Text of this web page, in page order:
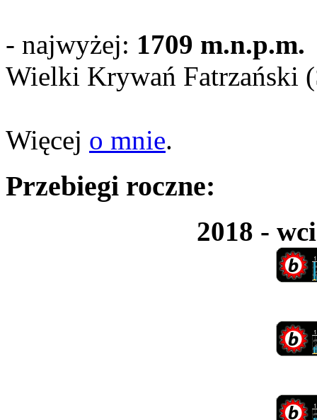
- najwyżej: 1709 m.n.p.m.
Wielki Krywań Fatrzański
Więcej o mnie.
Przebiegi roczne:
2018 -